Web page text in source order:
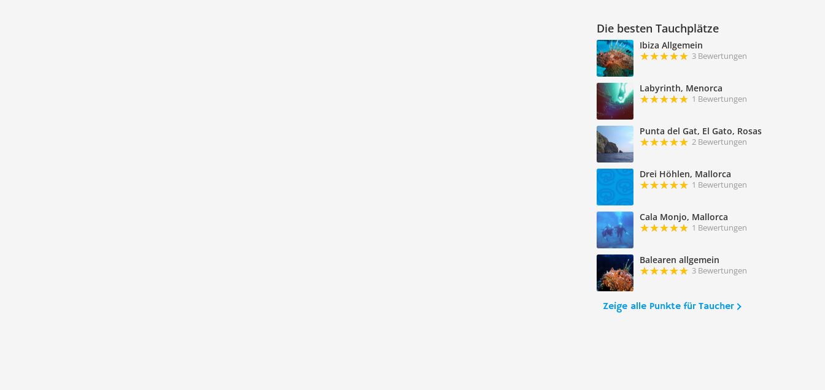
Die besten Tauchplätze
Ibiza Allgemein
3 Bewertungen
Labyrinth, Menorca
1 Bewertungen
Punta del Gat, El Gato, Rosas
2 Bewertungen
Drei Höhlen, Mallorca
1 Bewertungen
Cala Monjo, Mallorca
1 Bewertungen
Balearen allgemein
3 Bewertungen
Zeige alle Punkte für Taucher